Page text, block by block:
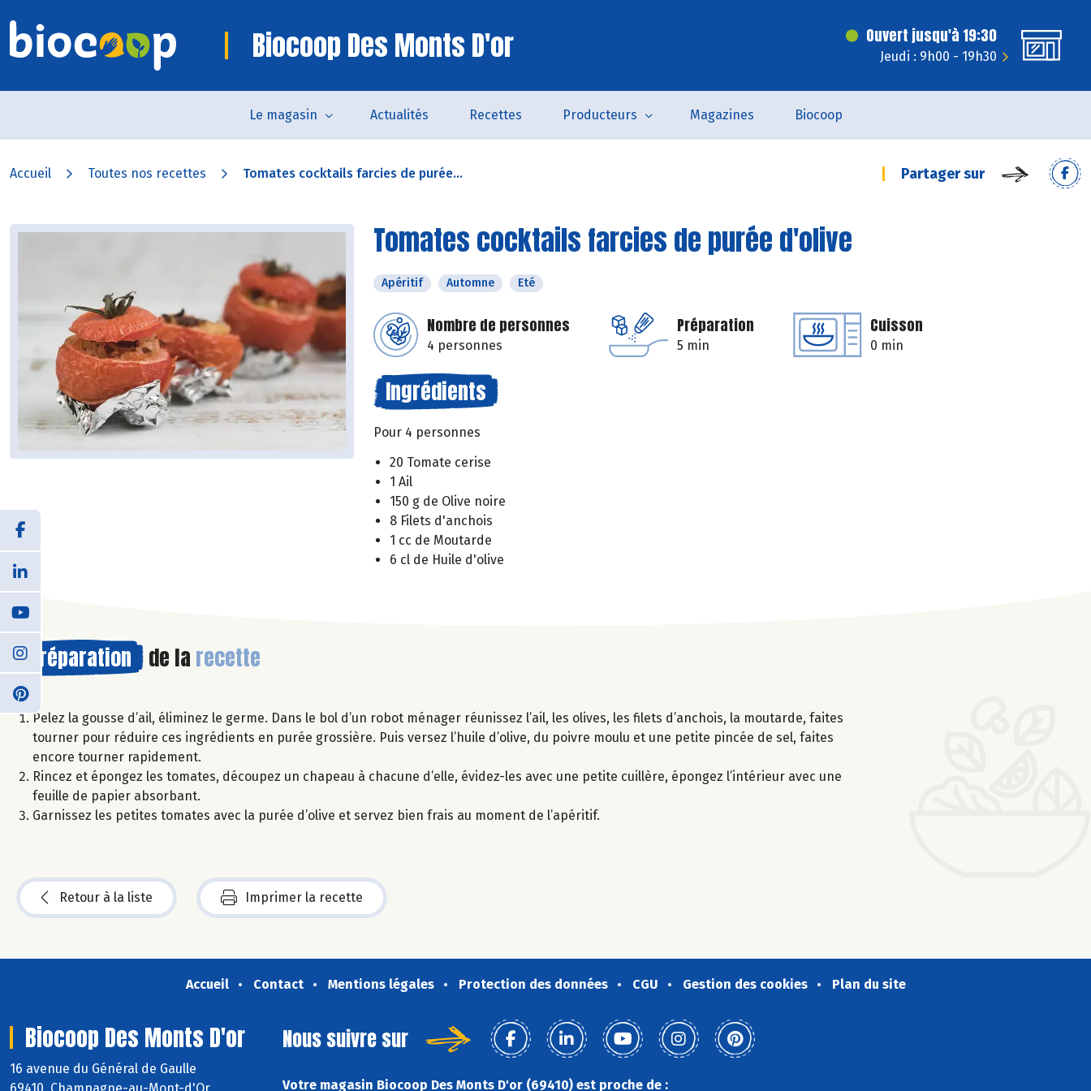
Biocoop Des Monts D'or Ouvert jusqu'à 19:30
Jeudi : 9h00 - 19h30
Le magasin Actualités Recettes Producteurs Magazines Biocoop
Accueil Toutes nos recettes Tomates cocktails farcies de purée... Partager sur
Tomates cocktails farcies de purée d'olive
Apéritif Automne Eté
Nombre de personnes
4 personnes
Préparation
5 min
Cuisson
0 min
Ingrédients
Pour 4 personnes
20 Tomate cerise
1 Ail
150 g de Olive noire
8 Filets d'anchois
1 cc de Moutarde
6 cl de Huile d'olive
Préparation de la recette
Pelez la gousse d’ail, éliminez le germe. Dans le bol d’un robot ménager réunissez l’ail, les olives, les filets d’anchois, la moutarde, faites
tourner pour réduire ces ingrédients en purée grossière. Puis versez l’huile d’olive, du poivre moulu et une petite pincée de sel, faites
encore tourner rapidement.
Rincez et épongez les tomates, découpez un chapeau à chacune d’elle, évidez-les avec une petite cuillère, épongez l’intérieur avec une
feuille de papier absorbant.
Garnissez les petites tomates avec la purée d’olive et servez bien frais au moment de l’apéritif.
Retour à la liste Imprimer la recette
Accueil Contact Mentions légales Protection des données CGU Gestion des cookies Plan du site
Biocoop Des Monts D'or
16 avenue du Général de Gaulle
69410 Champagne-au-Mont-d'Or
Nous suivre sur
Votre magasin Biocoop Des Monts D'or (69410) est proche de :